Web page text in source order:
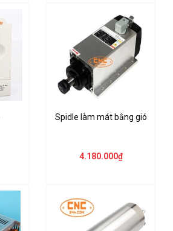
Spidle làm mát bằng gió
4.180.000₫